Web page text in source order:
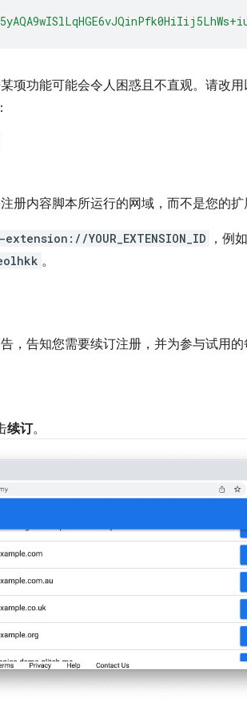
项功能可能会令人困惑且不直观。请改
：
册内容脚本所运行的网域，而不是您的扩
extension://YOUR_EXTENSION_ID ，例如
。
，告知您需要续订注册，并为参与试用
续订。